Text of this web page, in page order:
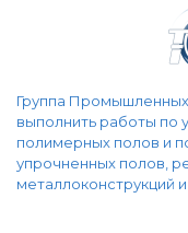
Группа Промышленных
выполнить работы по
полимерных полов и
упрочненных полов,
металлоконструкций